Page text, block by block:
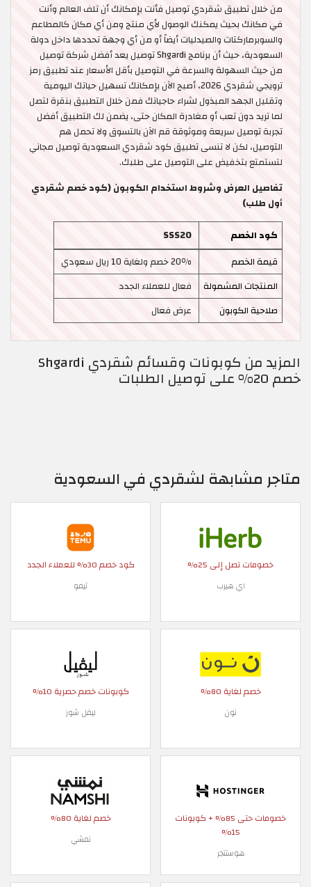
من خلال تطبيق شقردي توصيل فأنت بإمكانك أن تلف العالم وأنت
في مكانك بحيث يمكنك الوصول لأي منتج ومن أي مكان كالمطاعم
والسوبرماركتات والصيدليات أيضاً أو من أي وجهة تحددها داخل دولة
السعودية، حيث أن برنامج Shgardi توصيل يعد أفضل شركة توصيل
من حيث السهولة والسرعة في التوصيل بأقل الأسعار عند تطبيق رمز
ترويجي شقردي 2026، أصبح الآن بإمكانك تسهيل حياتك اليومية
وتقليل الجهد المبذول لشراء حاجياتك فمن خلال التطبيق بنقرة لتصل
لما تريد دون تعب أو مغادرة المكان حتى، يضمن لك التطبيق أفضل
تجربة توصيل سريعة وموثوقة قم الآن بالتسوق ولا تحمل هم
التوصيل، لكن لا تنسى تطبيق كود شقردي السعودية توصيل مجاني
لتستمتع بتخفيض على التوصيل على طلبك.
تفاصيل العرض وشروط استخدام الكوبون (كود خصم شقردي
أول طلب)
كود الخصم
SSS20
قيمة الخصم
20٪ خصم ولغاية 10 ريال سعودي
المنتجات المشمولة
فعال للعملاء الجدد
صلاحية الكوبون
عرض فعال
المزيد من كوبونات وقسائم شقردي Shgardi
خصم 20% على توصيل الطلبات
متاجر مشابهة لشقردي في السعودية
خصومات تصل إلى 25%
اي هيرب
كود خصم 30% للعملاء الجدد
تيمو
خصم لغاية 80%
نون
كوبونات خصم حصرية 10%
ليفل شوز
خصومات حتى 85% + كوبونات
15%
هوستنجر
خصم لغاية 80%
نمشي